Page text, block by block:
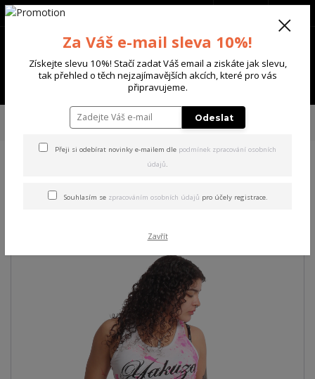
Menu
+420 702 136 620
TRIČKA & TÍLKA
Yakuza dámské tílko Spill String
Tanktop white XL
String Tanktop white XL
Za Váš e-mail sleva 10%!
Získejte slevu 10%! Stačí zadat Váš email a ziskáte jak slevu,
tak přehled o těch nejzajímavějších akcích, které pro vás
připravujeme.
Odeslat
Přeji si odebírat novinky e-mailem dle podmínek zpracování osobních
údajů.
Souhlasím se zpracováním osobních údajů pro účely registrace.
Zavřít